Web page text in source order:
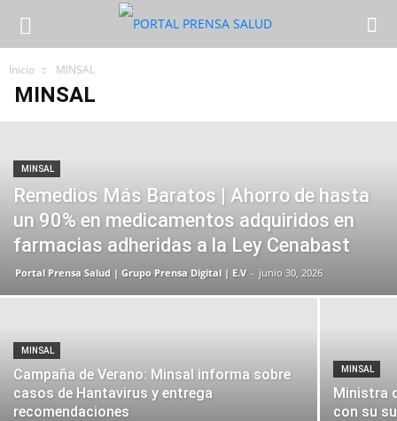
Inicio MINSAL
MINSAL
MINSAL
Remedios Más Baratos | Ahorro de hasta
un 90% en medicamentos adquiridos en
farmacias adheridas a la Ley Cenabast
Portal Prensa Salud | Grupo Prensa Digital | E.V - junio 30, 2026
MINSAL
Campaña de Verano: Minsal informa sobre
casos de Hantavirus y entrega
recomendaciones
MINSAL
Ministra
con su